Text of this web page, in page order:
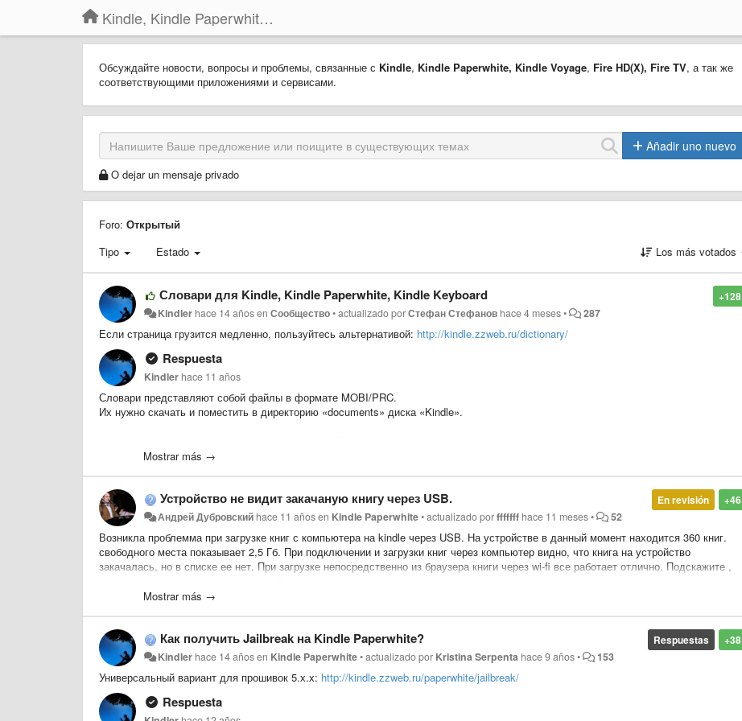
Kindle, Kindle Paperwhite, Kindle Voyage
Обсуждайте новости, вопросы и проблемы, связанные с Kindle, Kindle Paperwhite, Kindle Voyage, Fire HD(X), Fire TV, а так же
соответствующими приложениями и сервисами.
Añadir uno nuevo
O dejar un mensaje privado
Foro: Открытый
Tipo
Estado Los más votados
+128
Словари для Kindle, Kindle Paperwhite, Kindle Keyboard
Kindler hace 14 añosenСообщество•actualizado porСтефан Стефанов hace 4 meses• 287
Если страница грузится медленно, пользуйтесь альтернативой: http://kindle.zzweb.ru/dictionary/
Respuesta
Kindler hace 11 años
Словари представляют собой файлы в формате MOBI/PRC.
Их нужно скачать и поместить в директорию «documents» диска «Kindle».
Русско-английский словарь Смирницкого
Толковый словарь Ожегова-Шведовой
Толковый словарь Даля
Толковый словарь Ушакова
Медицинская энциклопедия
Большой словарь иностранных слов издательства ИДДК
Longman Dictionary of Contemporary English 5th Edition
Webster's Third New International Dictionary, Unabridged
Новый большой итальянско-русский словарь
Универсальный русско-испанский словарь
Универсальный испано-русский словарь
Mostrar más →
+46
En revisión
Устройство не видит закачаную книгу через USB.
Андрей Дубровский hace 11 añosen Kindle Paperwhite•actualizado porfffffff hace 11 meses• 52
Возникла проблемма при загрузке книг с компьютера на kindle через USB. На устройстве в данный момент находится 360 книг.
свободного места показывает 2,5 Гб. При подключении и загрузки книг через компьютер видно, что книга на устройство
закачалась, но в списке ее нет. При загрузке непосредственно из браузера книги через wi-fi все работает отлично. Подскажите ,
Mostrar más →
+38
Respuestas
Как получить Jailbreak на Kindle Paperwhite?
Kindler hace 14 añosen Kindle Paperwhite•actualizado por Kristina Serpenta hace 9 años• 153
Универсальный вариант для прошивок 5.х.х: http://kindle.zzweb.ru/paperwhite/jailbreak/
Respuesta